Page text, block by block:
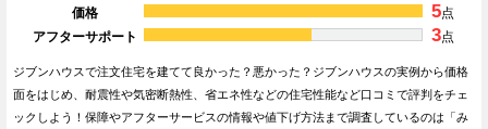
価格
5点
アフターサポート
3点
ジブンハウスで注文住宅を建てて良かった？悪かった？ジブンハウスの実例から価格
面をはじめ、耐震性や気密断熱性、省エネ性などの住宅性能など口コミで評判をチェ
ックしよう！保障やアフターサービスの情報や値下げ方法まで調査しているのは「み